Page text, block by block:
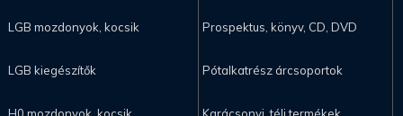
LGB mozdonyok, kocsik
LGB kiegészítők
H0 mozdonyok, kocsik
Prospektus, könyv, CD, DVD
Pótalkatrész árcsoportok
Karácsonyi, téli termékek